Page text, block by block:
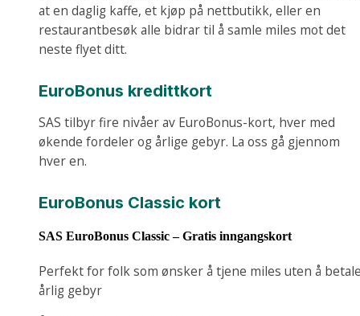
at en daglig kaffe, et kjøp på nettbutikk, eller en
restaurantbesøk alle bidrar til å samle miles mot det
neste flyet ditt.
EuroBonus kredittkort
SAS tilbyr fire nivåer av EuroBonus-kort, hver med
økende fordeler og årlige gebyr. La oss gå gjennom
hver en.
EuroBonus Classic kort
SAS EuroBonus Classic – Gratis inngangskort
Perfekt for folk som ønsker å tjene miles uten å
årlig gebyr